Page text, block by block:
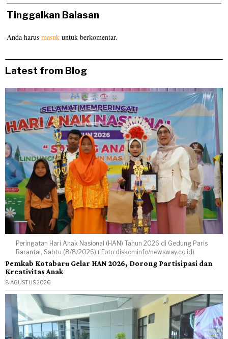
Tinggalkan Balasan
Anda harusmasuk untuk berkomentar.
Latest from Blog
Peringatan Hari Anak Nasional (HAN) Tahun 2026 di Gedung Paris
Barantai, Sabtu (8/8/2026).( Foto diskominfo/newsway.co.id)
Pemkab Kotabaru Gelar HAN 2026, Dorong Partisipasi dan
Kreativitas Anak
8 AGUSTUS 2026